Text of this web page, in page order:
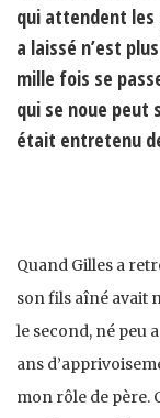
qui attendent les
a laissé n’est
mille fois se
qui se noue peut
était entretenu
Quand Gilles a
son fils aîné avait
le second, né peu
ans
mon rôle de père.